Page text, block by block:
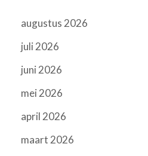
augustus 2026
juli 2026
juni 2026
mei 2026
april 2026
maart 2026